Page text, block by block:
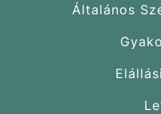
Általános